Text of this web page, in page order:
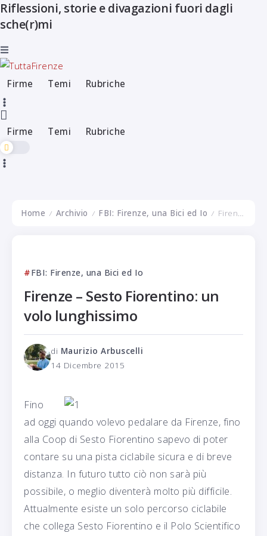
Riflessioni, storie e divagazioni fuori dagli
sche(r)mi
Firme Temi Rubriche
Firme Temi Rubriche
Firme Temi Rubriche
Home / Archivio / FBI: Firenze, una Bici ed Io / Firenze – Sesto Fiorentino: un volo lunghissimo
FBI: Firenze, una Bici ed Io
Firenze – Sesto Fiorentino: un
volo lunghissimo
di Maurizio Arbuscelli
14 Dicembre 2015
Fino
ad oggi quando volevo pedalare da Firenze, fino
alla Coop di Sesto Fiorentino sapevo di poter
contare su una pista ciclabile sicura e di breve
distanza. In futuro tutto ciò non sarà più
possibile, o meglio diventerà molto più difficile.
Attualmente esiste un solo percorso ciclabile
che collega Sesto Fiorentino e il Polo Scientifico